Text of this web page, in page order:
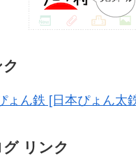
ク
ょん鉄 [日本ぴょん太
グ リンク